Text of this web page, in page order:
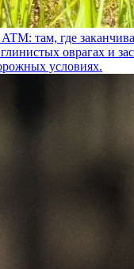
там, где
оврагах и
условиях.